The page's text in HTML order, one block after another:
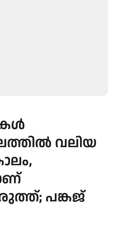
വലിയ
പങ്കജ്